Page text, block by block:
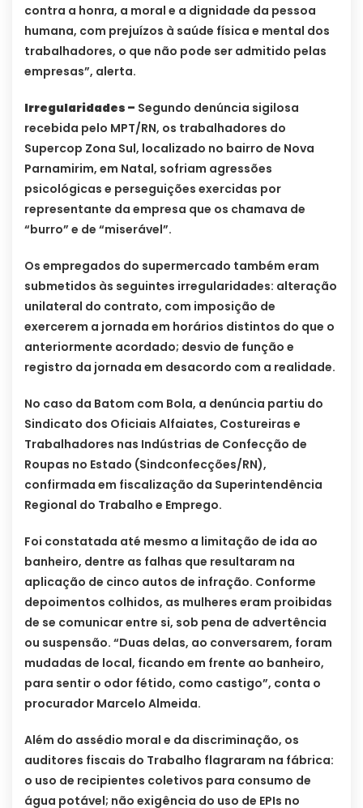
contra a honra, a moral e a dignidade da pessoa
humana, com prejuízos à saúde física e mental dos
trabalhadores, o que não pode ser admitido pelas
empresas”, alerta.
Irregularidades – Segundo denúncia sigilosa
recebida pelo MPT/RN, os trabalhadores do
Supercop Zona Sul, localizado no bairro de Nova
Parnamirim, em Natal, sofriam agressões
psicológicas e perseguições exercidas por
representante da empresa que os chamava de
“burro” e de “miserável”.
Os empregados do supermercado também eram
submetidos às seguintes irregularidades: alteração
unilateral do contrato, com imposição de
exercerem a jornada em horários distintos do que o
anteriormente acordado; desvio de função e
registro da jornada em desacordo com a realidade.
No caso da Batom com Bola, a denúncia partiu do
Sindicato dos Oficiais Alfaiates, Costureiras e
Trabalhadores nas Indústrias de Confecção de
Roupas no Estado (Sindconfecções/RN),
confirmada em fiscalização da Superintendência
Regional do Trabalho e Emprego.
Foi constatada até mesmo a limitação de ida ao
banheiro, dentre as falhas que resultaram na
aplicação de cinco autos de infração. Conforme
depoimentos colhidos, as mulheres eram proibidas
de se comunicar entre si, sob pena de advertência
ou suspensão. “Duas delas, ao conversarem, foram
mudadas de local, ficando em frente ao banheiro,
para sentir o odor fétido, como castigo”, conta o
procurador Marcelo Almeida.
Além do assédio moral e da discriminação, os
auditores fiscais do Trabalho flagraram na fábrica:
o uso de recipientes coletivos para consumo de
água potável; não exigência do uso de EPIs no